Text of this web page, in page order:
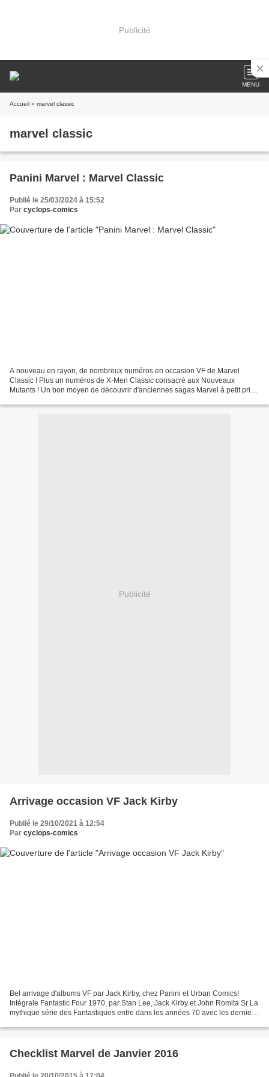
Publicité
MENU
Accueil » marvel classic
marvel classic
Panini Marvel : Marvel Classic
Publié le 25/03/2024 à 15:52
Par cyclops-comics
A nouveau en rayon, de nombreux numéros en occasion VF de Marvel
Classic ! Plus un numéros de X-Men Classic consacré aux Nouveaux
Mutants ! Un bon moyen de découvrir d'anciennes sagas Marvel à petit prix !
Publicité
Arrivage occasion VF Jack Kirby
Publié le 29/10/2021 à 12:54
Par cyclops-comics
Bel arrivage d'albums VF par Jack Kirby, chez Panini et Urban Comics!
Intégrale Fantastic Four 1970, par Stan Lee, Jack Kirby et John Romita Sr La
mythique série des Fantastiques entre dans les années 70 avec les derniers
Checklist Marvel de Janvier 2016